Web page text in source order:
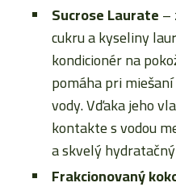
Sucrose Laurate–
cukru a kyseliny
kondicionér na
pomáha pri
vody. Vďaka jeho
kontakte s vodou
a skvelý
Frakcionovaný